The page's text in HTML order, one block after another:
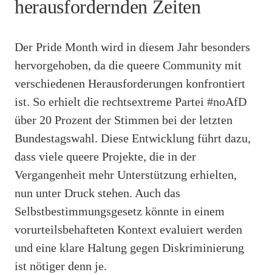
herausfordernden Zeiten
Der Pride Month wird in diesem Jahr besonders
hervorgehoben, da die queere Community mit
verschiedenen Herausforderungen konfrontiert
ist. So erhielt die rechtsextreme Partei #noAfD
über 20 Prozent der Stimmen bei der letzten
Bundestagswahl. Diese Entwicklung führt dazu,
dass viele queere Projekte, die in der
Vergangenheit mehr Unterstützung erhielten,
nun unter Druck stehen. Auch das
Selbstbestimmungsgesetz könnte in einem
vorurteilsbehafteten Kontext evaluiert werden
und eine klare Haltung gegen Diskriminierung
ist nötiger denn je.